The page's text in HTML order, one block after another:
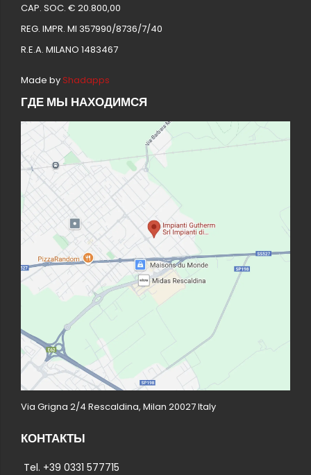
CAP. SOC. € 20.800,00
REG. IMPR. MI 357990/8736/7/40
R.E.A. MILANO 1483467
Made by Shadapps
ГДЕ МЫ НАХОДИМСЯ
Via Grigna 2/4 Rescaldina, Milan 20027 Italy
КОНТАКТЫ
Tel. +39 0331 577715